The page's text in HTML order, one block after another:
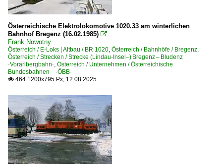
Autotransportzüge
Kessel- und Silozüge
Kombiverkehr-/Sattelauflieger-Züge
Schwertransporte
Stückgutzüge
Personenwagen
Bahnpostwagen
RailJet-Mittelwagen
Personenwagen | Doppelstockwagen
Österreichische Elektrolokomotive 1020.33 am winterlichen
Bahnhof Bregenz (16.02.1985) 
Frank Nowotny
Österreich / E-Loks | Altbau / BR 1020, Österreich / Bahnhöfe / Bregenz,
Österreich / Strecken / Strecke (Lindau-Insel–) Bregenz – Bludenz
·Vorarlbergbahn·, Österreich / Unternehmen / Österreichische
Bundesbahnen ·ÖBB·
 464 1200x795 Px, 12.08.2025